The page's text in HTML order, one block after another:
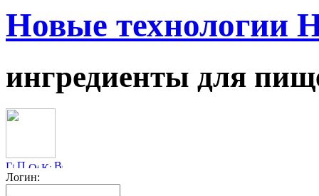
Новые технологии
ингредиенты для
Логин: